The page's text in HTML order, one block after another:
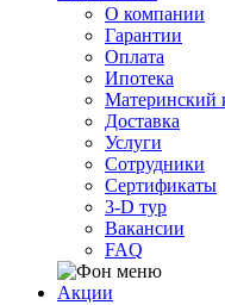
О компании
Гарантии
Оплата
Ипотека
Материнский
Доставка
Услуги
Сотрудники
Сертификаты
3-D тур
Вакансии
FAQ
Акции